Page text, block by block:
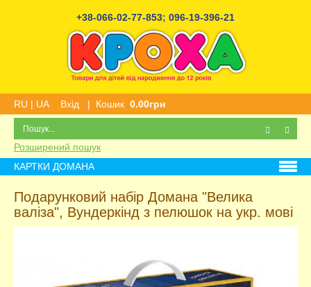
+38-066-02-77-853; 096-19-396-21
RU | UA Вхід | Кошик 0.00грн
Розширений пошук
КАРТКИ ДОМАНА
Подарунковий набір Домана "Велика
валіза", Вундеркінд з пелюшок на укр. мові